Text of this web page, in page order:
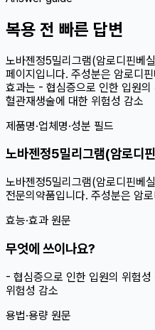
복용 전 빠른 답변
노바젠정5밀리그램(암로디핀베
페이지입니다. 주성분은 암로디
효과는 - 협심증으로 인한 입원
혈관재생술에 대한 위험성 감소
제품명·업체명·성분 필드
노바젠정5밀리그램(암로디
노바젠정5밀리그램(암로디핀베
전문의약품입니다. 주성분은 암
효능·효과 원문
무엇에 쓰이나요?
- 협심증으로 인한 입원의 위험
위험성 감소
용법·용량 원문